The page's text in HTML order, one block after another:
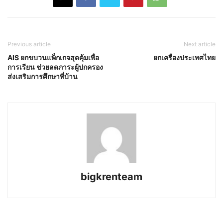
Previous article
AIS ยกขบวนแพ็กเกจสุดคุ้มเพื่อ
การเรียน ช่วยลดภาระผู้ปกครอง
ส่งเสริมการศึกษาที่บ้าน
Next article
ยกเครื่องประเทศไทย
bigkrenteam